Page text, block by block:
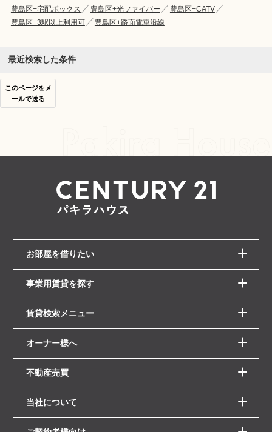
豊島区+宅配ボックス 豊島区+光ファイバー
豊島区+CATV
豊島区+3駅以上利用可
豊島区+路面電車沿線
最近検索した条件
このページをメ
ールで送る
お部屋を借りたい
事業用賃貸を探す
賃貸検索メニュー
オーナー様へ
不動産売買
当社について